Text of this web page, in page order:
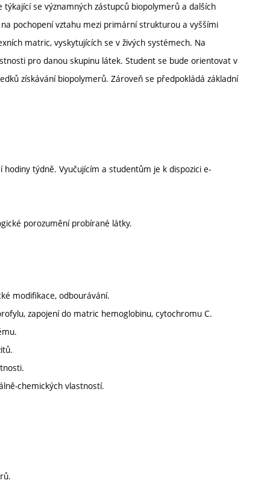
se významných zástupců biopolymerů a dalších
pochopení vztahu mezi primární strukturou a vyššími
matric, vyskytujících se v živých systémech. Na
pro danou skupinu látek. Student se bude orientovat v
získávání biopolymerů. Zároveň se předpokládá základní
týdně. Vyučujícím a studentům je k dispozici e-
porozumění probírané látky.
modifikace, odbourávání.
zapojení do matric hemoglobinu, cytochromu C.
chemických vlastností.